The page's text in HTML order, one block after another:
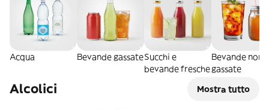
Acqua Bevande gassateSucchi e
bevande fresche
Bevande non
gassate
Alcolici Mostra tutto